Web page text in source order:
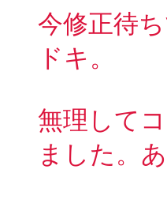
今修正待
ドキ。
無理して
ました。あ